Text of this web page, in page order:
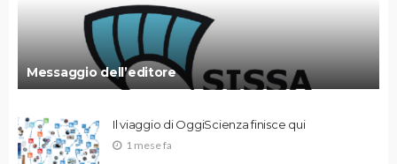
Messaggio dell’editore
Il viaggio di OggiScienza finisce qui
1 mese fa